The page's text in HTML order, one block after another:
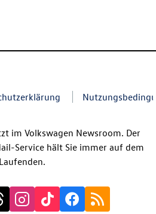
im Volkswagen Newsroom. Der
Service hält Sie immer auf dem
Laufenden.